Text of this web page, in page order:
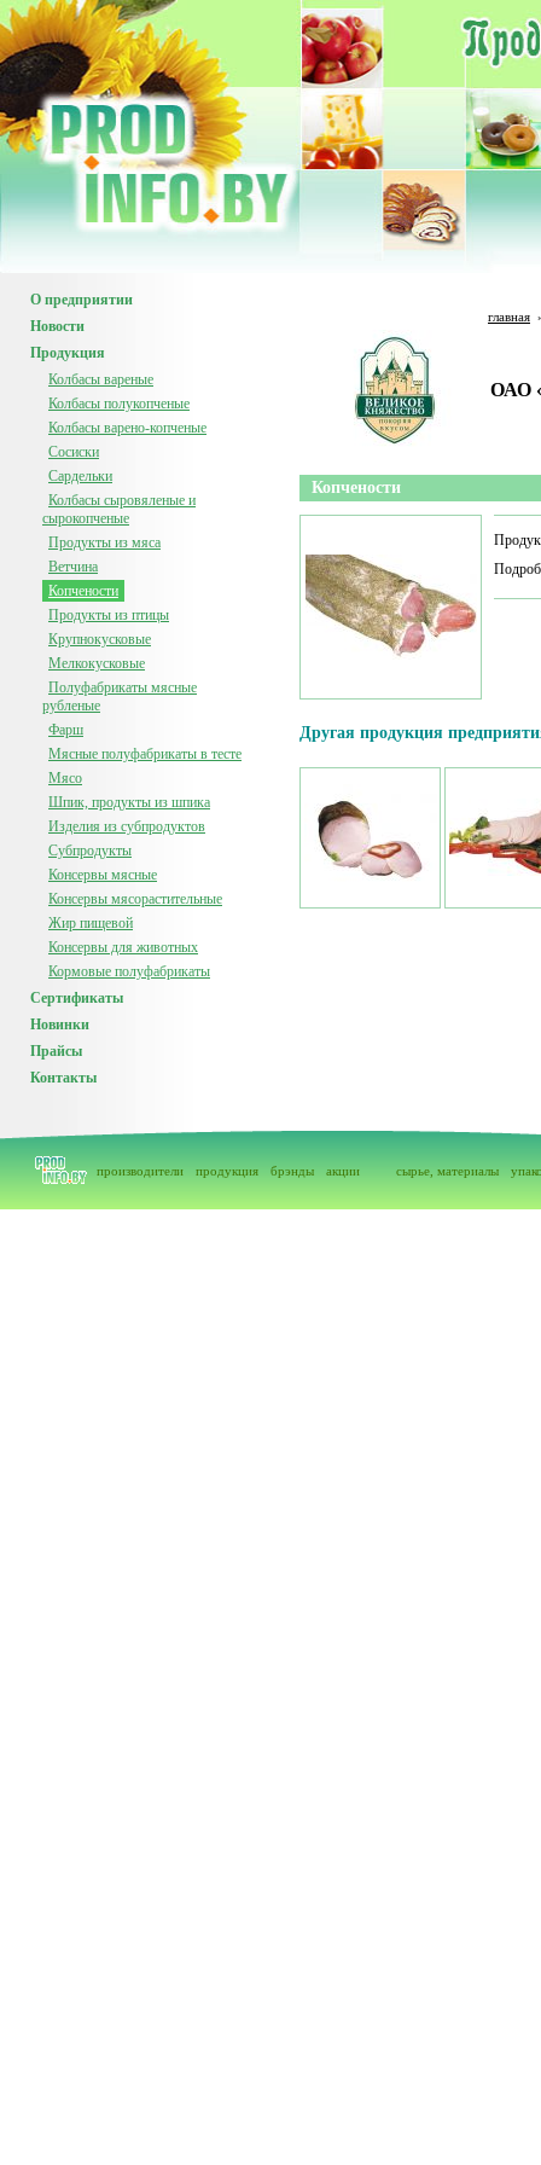
О предприятии
Новости
Продукция
Колбасы вареные
Колбасы полукопченые
Колбасы варено-копченые
Сосиски
Сардельки
Колбасы сыровяленые и
сырокопченые
Продукты из мяса
Ветчина
Копчености
Продукты из птицы
Крупнокусковые
Мелкокусковые
Полуфабрикаты мясные
рубленые
Фарш
Мясные полуфабрикаты в тесте
Мясо
Шпик, продукты из шпика
Изделия из субпродуктов
Субпродукты
Консервы мясные
Консервы мясорастительные
Жир пищевой
Консервы для животных
Кормовые полуфабрикаты
Сертификаты
Новинки
Прайсы
Контакты
главная
ОАО
Копчености
Другая продукция
производители продукция брэнды акции сырье, материалы